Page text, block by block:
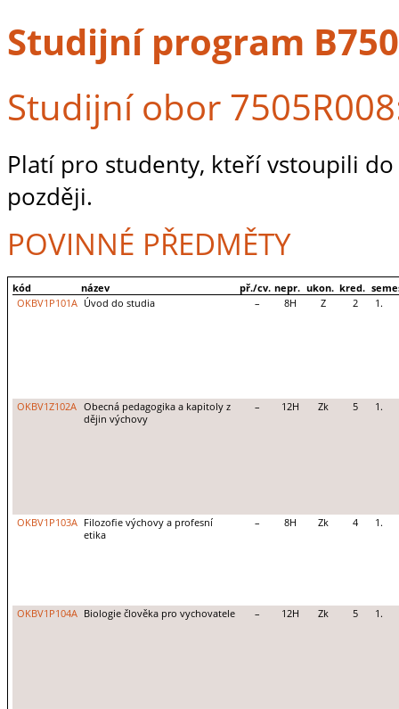
Studijní program
Studijní obor
Platí pro studenty, kteří vstoupili
později.
POVINNÉ PŘEDMĚTY
kód název př./cv. nepr. ukon. kred.
OKBV1P101A
Úvod do studia – 8H Z 2 1.
OKBV1Z102A Obecná pedagogika a kapitoly z
dějin výchovy
– 12H Zk 5 1.
OKBV1P103A
Filozofie výchovy a profesní
etika
– 8H Zk 4 1.
OKBV1P104A Biologie člověka pro vychovatele – 12H Zk 5 1.